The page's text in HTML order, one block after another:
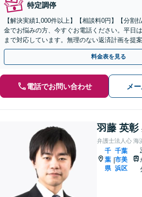
特定調停
【解決実績1,000件以上】【相談料0円】【分割
金でお悩みの方、今すぐお電話ください。平日
まで対応しています。無理のない返済計画を提
く交渉いたします。
料金表を見る
電話でお問い合わせ メ
羽藤 英彰
弁護士法人心 海
千
葉
県
|
千葉
市美
浜区